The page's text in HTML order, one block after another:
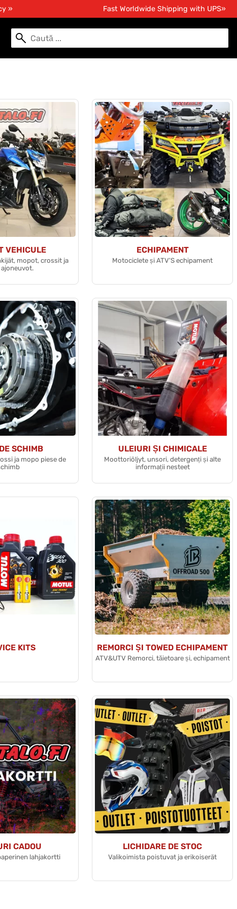
» Fast Worldwide Shipping with UPS»
VEHICULE
mopot, crossit ja
ECHIPAMENT
Motociclete și ATV'S echipament
SCHIMB
ja mopo piese de
ULEIURI ȘI CHIMICALE
Moottoriöljyt, unsori, detergenți și alte
informații nesteet
KITS REMORCI ȘI TOWED ECHIPAMENT
ATV&UTV Remorci, tăietoare și, echipament
CADOU
lahjakortti
LICHIDARE DE STOC
Valikoimista poistuvat ja erikoiserät